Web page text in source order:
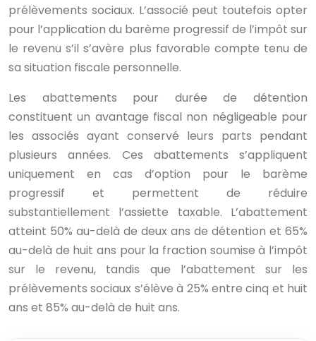
prélèvements sociaux. L’associé peut toutefois opter
pour l’application du barème progressif de l’impôt sur
le revenu s’il s’avère plus favorable compte tenu de
sa situation fiscale personnelle.
Les abattements pour durée de détention
constituent un avantage fiscal non négligeable pour
les associés ayant conservé leurs parts pendant
plusieurs années. Ces abattements s’appliquent
uniquement en cas d’option pour le barème
progressif et permettent de réduire
substantiellement l’assiette taxable. L’abattement
atteint 50% au-delà de deux ans de détention et 65%
au-delà de huit ans pour la fraction soumise à l’impôt
sur le revenu, tandis que l’abattement sur les
prélèvements sociaux s’élève à 25% entre cinq et huit
ans et 85% au-delà de huit ans.